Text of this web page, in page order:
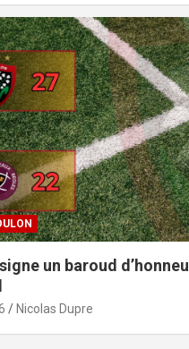
un baroud
Nicolas Dupre